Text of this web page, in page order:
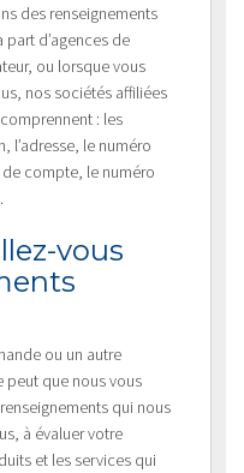
des renseignements
d’agences de
ou lorsque vous
nos sociétés affiliées
: les
l’adresse, le numéro
de compte, le numéro
vous
ou un autre
peut que nous vous
qui nous
à évaluer votre
et les services qui